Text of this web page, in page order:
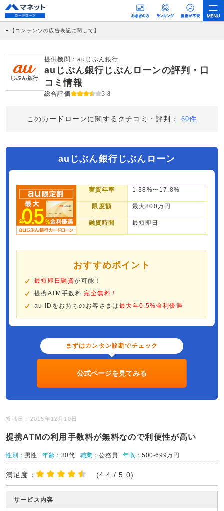
【コンテンツの広告表記に関して】
社に対して企業から紹介報酬が支払われるという収益モデルです。 ただし、特定の
商品を根拠なくPRするものではなく、当編集部の調査／ユーザーへの口コミ収集な
どに基づき、公平性を担保した情報提供を行っています。
>提携企業一覧
提供機関： auじぶん銀行
auじぶん銀行じぶんローンの評判・口
コミ情報
総合評価 3.8
このカードローンに関するクチコミ・評判： 60件
auじぶん銀行じぶんローン
実質年率 1.38%〜17.8%
限度額 最大800万円
融資時間 最短即日
おすすめポイント
最短即日融資が可能！
提携ATM手数料完全無料！
au IDをお持ちのお客さまは 最大年0.5%金利優遇
まずはカンタン診断でチェック
公式ページを見てみる
投稿日：2015年12月10日
提携ATMの利用手数料が無料なので利便性が高い
性別： 男性 年齢： 30代 職業：公務員 年収：500-699万円
満足度： (4.4 / 5.0)
サービス内容